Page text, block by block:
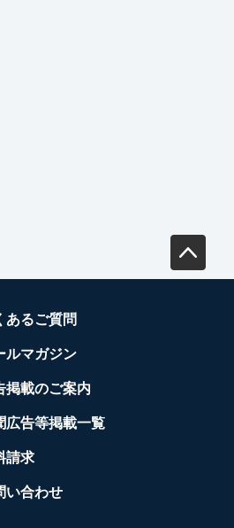
あるご質問
ルマガジン
掲載のご案内
広告等掲載一覧
請求
い合わせ